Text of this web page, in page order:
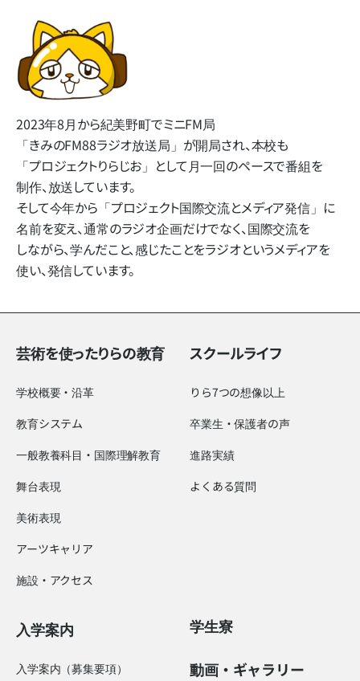
2023年8月から​紀美野町で​ミニFM局​
「きみのFM88ラジオ放送局」 が​開局され、​本校も​
「プロジェクトりらじお」と​して​月一回の​ペースで​番組を​
制作、​放送しています。
そして​今年から​「プロジェクト国際交流と​メディア発信」に​
名前を​変え、​通常の​ラジオ企画だけでなく、​国際交流を​
しながら、​学んだ​こと、​感じた​ことを​ラジオと​いう​メディアを​
使い、​発信しています。
芸術を使ったりらの教育
学校概要・沿革
教育システム
一般教養科目・国際理解教育
舞台表現
美術表現
アーツキャリア
施設・アクセス
スクールライフ
りら7つの想像以上
卒業生・保護者の声
進路実績
よくある質問
入学案内
入学案内（募集要項）
学生寮
動画・ギャラリー